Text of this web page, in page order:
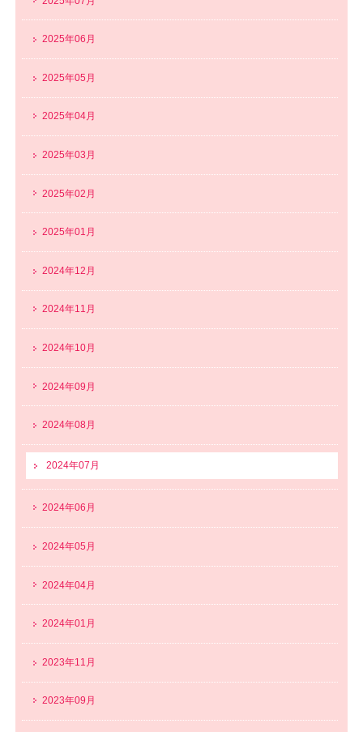
2025年06月
2025年05月
2025年04月
2025年03月
2025年02月
2025年01月
2024年12月
2024年11月
2024年10月
2024年09月
2024年08月
2024年07月
2024年06月
2024年05月
2024年04月
2024年01月
2023年11月
2023年09月